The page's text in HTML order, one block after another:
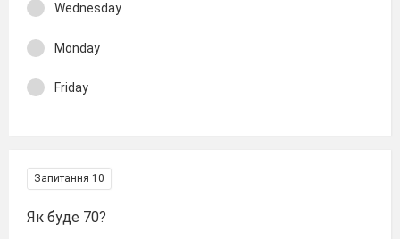
Wednesday
Monday
Friday
Запитання 10
Як буде 70?